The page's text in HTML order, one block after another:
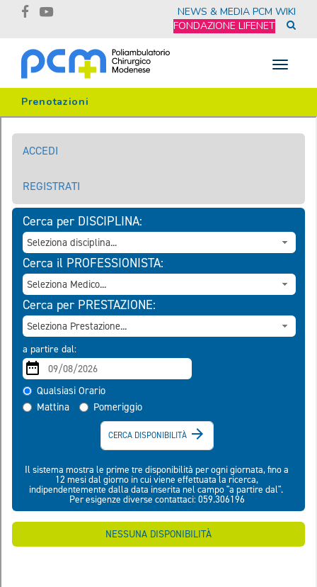
NEWS & MEDIA PCM WIKI
FONDAZIONE LIFENET
Toggle
Prenotazioni